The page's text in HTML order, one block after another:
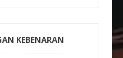
KEBENARAN